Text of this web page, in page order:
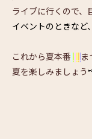
ライブに行くので、
イベントのときなど
これから夏本番
ま
夏を楽しみましょう